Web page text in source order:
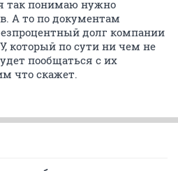
так понимаю нужно
А то по документам
долг компании
который по сути ни чем не
пообщаться с их
что скажет.